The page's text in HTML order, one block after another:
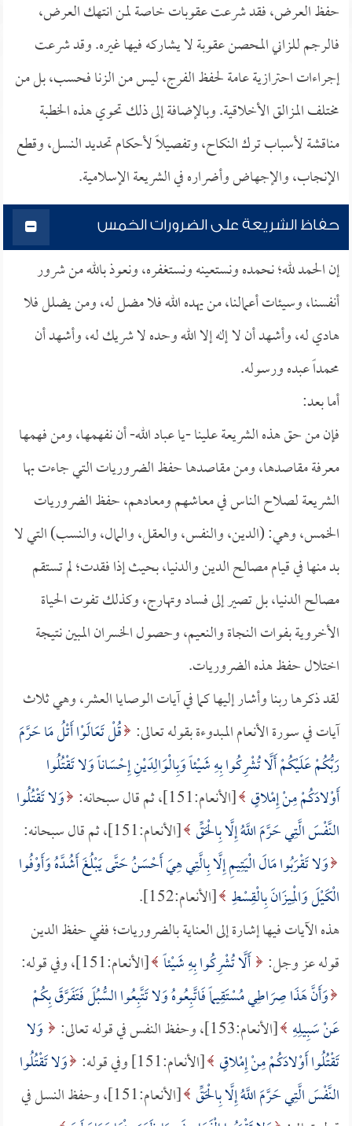
حفظ العرض، فقد شرعت عقوبات خاصة لمن انتهك العرض،
فالرجم للزاني المحصن عقوبة لا يشاركه فيها غيره. وقد شرعت
إجراءات احترازية عامة لحفظ الفرج، ليس من الزنا فحسب، بل من
مختلف المزالق الأخلاقية. وبالإضافة إلى ذلك تحوي هذه الخطبة
مناقشة لأسباب ترك النكاح، وتفصيلاً لأحكام تحديد النسل، وقطع
الإنجاب، والإجهاض وأضراره في الشريعة الإسلامية.
حفاظ الشريعة على الضرورات الخمس
إن الحمد لله؛ نحمده ونستعينه ونستغفره، ونعوذ بالله من شرور
أنفسنا، وسيئات أعمالنا، من يهده الله فلا مضل له، ومن يضلل فلا
هادي له، وأشهد أن لا إله إلا الله وحده لا شريك له، وأشهد أن
محمداً عبده ورسوله.
أما بعد:
فإن من حق هذه الشريعة علينا -يا عباد الله- أن نفهمها، ومن فهمها
معرفة مقاصدها، ومن مقاصدها حفظ الضروريات التي جاءت بها
الشريعة لصلاح الناس في معاشهم ومعادهم، حفظ الضروريات
الخمس، وهي: (الدين، والنفس، والعقل، والمال، والنسب) التي لا
بد منها في قيام مصالح الدين والدنيا، بحيث إذا فقدت؛ لم تستقم
مصالح الدنيا، بل تصير إلى فساد وتهارج، وكذلك تفوت الحياة
الأخروية بفوات النجاة والنعيم، وحصول الخسران المبين نتيجة
اختلال حفظ هذه الضروريات.
لقد ذكرها ربنا وأشار إليها كما في آيات الوصايا العشر، وهي ثلاث
آيات في سورة الأنعام المبدوءة بقوله تعالى: قُلْ تَعَالَوْا أَتْلُ مَا حَرَّمَ
رَبُّكُمْ عَلَيْكُمْ أَلَّا تُشْرِكُوا بِهِ شَيْئاً وَبِالْوَالِدَيْنِ إِحْسَاناً وَلا تَقْتُلُوا
أَوْلادَكُمْ مِنْ إِمْلاقٍ [الأنعام:151]، ثم قال سبحانه:
وَلا تَقْتُلُوا
النَّفْسَ الَّتِي حَرَّمَ اللَّهُ إِلَّا بِالْحَقِّ [الأنعام:151]، ثم قال سبحانه:
وَلا تَقْرَبُوا مَالَ الْيَتِيمِ إِلَّا بِالَّتِي هِيَ أَحْسَنُ حَتَّى يَبْلُغَ أَشُدَّهُ وَأَوْفُوا
الْكَيْلَ وَالْمِيزَانَ بِالْقِسْطِ [الأنعام:152].
هذه الآيات فيها إشارة إلى العناية بالضروريات؛ ففي حفظ الدين
قوله عز وجل: أَلَّا تُشْرِكُوا بِهِ شَيْئاً [الأنعام:151]، وفي قوله:
وَأَنَّ هَذَا صِرَاطِي مُسْتَقِيماً فَاتَّبِعُوهُ وَلا تَتَّبِعُوا السُّبُلَ فَتَفَرَّقَ بِكُمْ
عَنْ سَبِيلِهِ [الأنعام:153]، وحفظ النفس في قوله تعالى:
وَلا
تَقْتُلُوا أَوْلادَكُمْ مِنْ إِمْلاقٍ [الأنعام:151] وفي قوله:
وَلا تَقْتُلُوا
النَّفْسَ الَّتِي حَرَّمَ اللَّهُ إِلَّا بِالْحَقِّ
[الأنعام:151]، وحفظ النسل في